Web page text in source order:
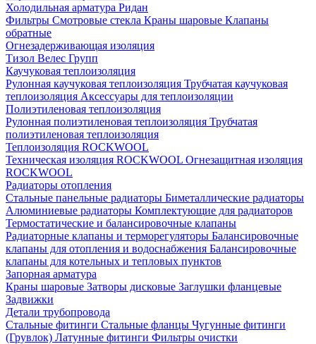
Холодильная арматура Ридан
Фильтры Смотровые стекла Краны шаровые Клапаны
обратные
Огнезадерживающая изоляция
Тизол Велес Групп
Каучуковая теплоизоляция
Рулонная каучуковая теплоизоляция Трубчатая каучуковая
теплоизоляция Аксессуары для теплоизоляции
Полиэтиленовая теплоизоляция
Рулонная полиэтиленовая теплоизоляция Трубчатая
полиэтиленовая теплоизоляция
Теплоизоляция ROCKWOOL
Техническая изоляция ROCKWOOL Огнезащитная изоляция
ROCKWOOL
Радиаторы отопления
Стальные панельные радиаторы Биметаллические радиаторы
Алюминиевые радиаторы Комплектующие для радиаторов
Термостатические и балансировочные клапаны
Радиаторные клапаны и терморегуляторы Балансировочные
клапаны для отопления и водоснабжения Балансировочные
клапаны для котельных и тепловых пунктов
Запорная арматура
Краны шаровые Затворы дисковые Заглушки фланцевые
Задвижки
Детали трубопровода
Стальные фитинги Стальные фланцы Чугунные фитинги
(Грувлок) Латунные фитинги Фильтры очистки